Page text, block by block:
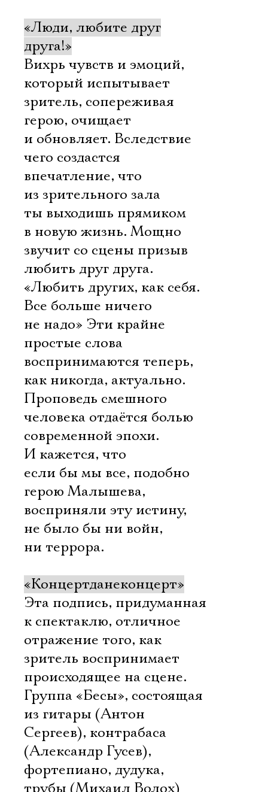
«Люди, любите друг
друга!»
Вихрь чувств и эмоций,
который испытывает
зритель, сопереживая
герою, очищает
и обновляет. Вследствие
чего создастся
впечатление, что
из зрительного зала
ты выходишь прямиком
в новую жизнь. Мощно
звучит со сцены призыв
любить друг друга.
«Любить других, как себя.
Все больше ничего
не надо» Эти крайне
простые слова
воспринимаются теперь,
как никогда, актуально.
Проповедь смешного
человека отдаётся болью
современной эпохи.
И кажется, что
если бы мы все, подобно
герою Малышева,
восприняли эту истину,
не было бы ни войн,
ни террора.
«Концертданеконцерт»
Эта подпись, придуманная
к спектаклю, отличное
отражение того, как
зритель воспринимает
происходящее на сцене.
Группа «Бесы», состоящая
из гитары (Антон
Сергеев), контрабаса
(Александр Гусев),
фортепиано, дудука,
трубы (Михаил Волох)